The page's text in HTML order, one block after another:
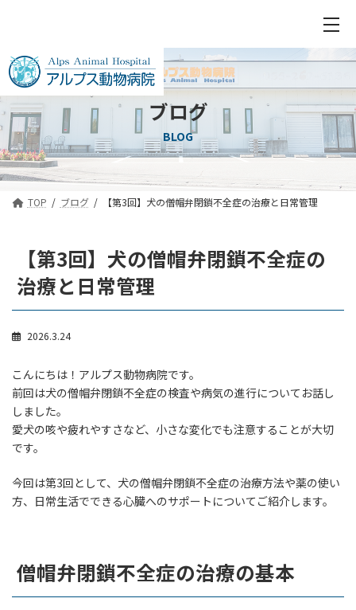
ブログ
BLOG
TOP ブログ 【第3回】犬の僧帽弁閉鎖不全症の治療と日常管理
【第3回】犬の僧帽弁閉鎖不全症の
治療と日常管理
2026.3.24
こんにちは！アルプス動物病院です。
前回は犬の僧帽弁閉鎖不全症の検査や病気の進行についてお話し
しました。
愛犬の咳や疲れやすさなど、小さな変化でも注意することが大切
です。
今回は第3回として、犬の僧帽弁閉鎖不全症の治療方法や薬の使い
方、日常生活でできる心臓へのサポートについてご紹介します。
僧帽弁閉鎖不全症の治療の基本